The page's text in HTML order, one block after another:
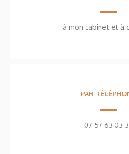
à mon cabinet et à
PAR
07 57 63 03